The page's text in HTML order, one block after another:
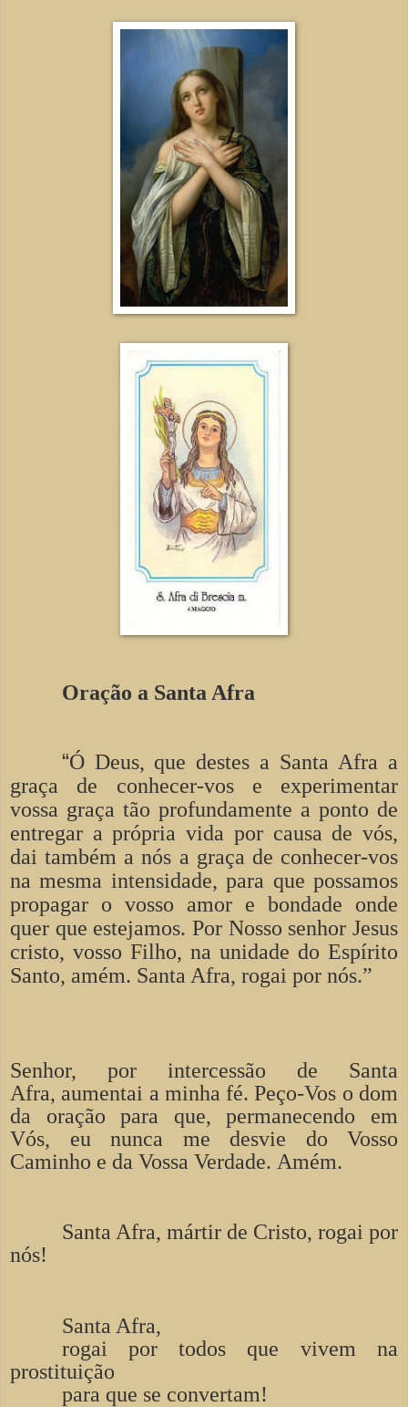
Oração a Santa Afra
“Ó Deus, que destes a Santa Afra a
graça de conhecer-vos e experimentar
vossa graça tão profundamente a ponto de
entregar a própria vida por causa de vós,
dai também a nós a graça de conhecer-vos
na mesma intensidade, para que possamos
propagar o vosso amor e bondade onde
quer que estejamos. Por Nosso senhor Jesus
cristo, vosso Filho, na unidade do Espírito
Santo, amém. Santa Afra, rogai por nós.”
Senhor,
por intercessão de Santa
Afra, aumentai a minha fé.Peço-Vos o dom
da oração para que,permanecendo em
Vós, eu nunca me desvie do Vosso
Caminho e da Vossa Verdade. Amém.
Santa Afra, mártir de Cristo, rogai por
nós!
Santa Afra,
rogai por todos que vivem na
prostituição
para que se convertam!